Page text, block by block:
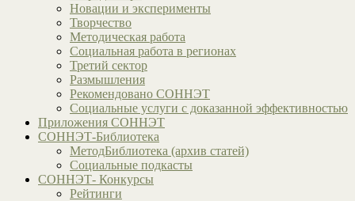
Новации и эксперименты
Творчество
Методическая работа
Социальная работа в регионах
Третий сектор
Размышления
Рекомендовано СОННЭТ
Социальные услуги с доказанной эффективностью
Приложения СОННЭТ
СОННЭТ-Библиотека
МетодБиблиотека (архив статей)
Социальные подкасты
СОННЭТ- Конкурсы
Рейтинги